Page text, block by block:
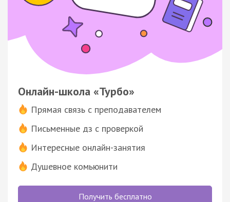
Онлайн-школа «Турбо»
Прямая связь с преподавателем
Письменные дз с проверкой
Интересные онлайн-занятия
Душевное комьюнити
Получить бесплатно